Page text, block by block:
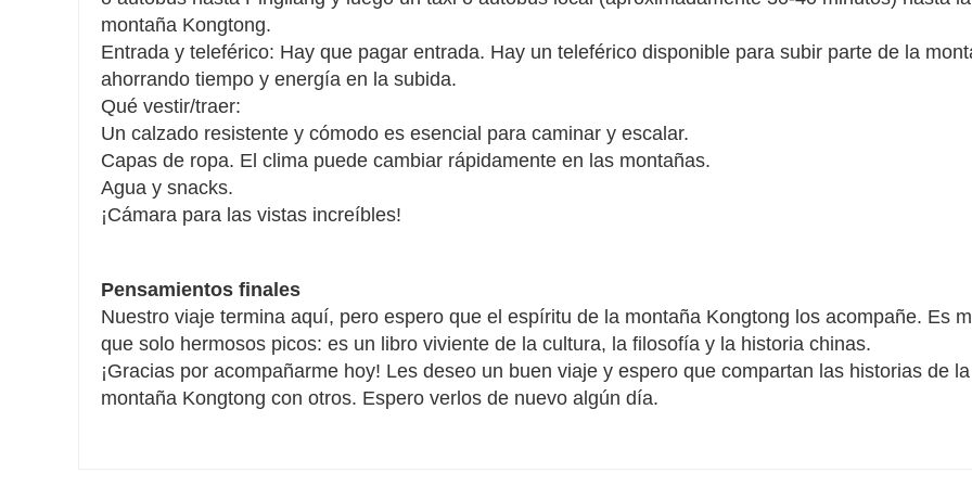
montaña Kongtong.
Entrada y teleférico: Hay que pagar entrada. Hay un teleférico disponible para subir parte de la
ahorrando tiempo y energía en la subida.
Qué vestir/traer:
Un calzado resistente y cómodo es esencial para caminar y escalar.
Capas de ropa. El clima puede cambiar rápidamente en las montañas.
Agua y snacks.
¡Cámara para las vistas increíbles!
Pensamientos finales
Nuestro viaje termina aquí, pero espero que el espíritu de la montaña Kongtong los acompañe. Es
que solo hermosos picos: es un libro viviente de la cultura, la filosofía y la historia chinas.
¡Gracias por acompañarme hoy! Les deseo un buen viaje y espero que compartan las historias de la
montaña Kongtong con otros. Espero verlos de nuevo algún día.